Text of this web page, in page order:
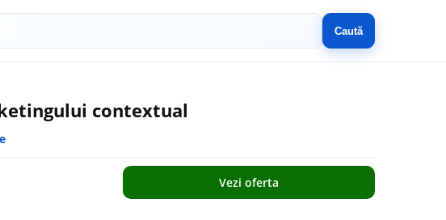
Caută
contextual
Vezi oferta